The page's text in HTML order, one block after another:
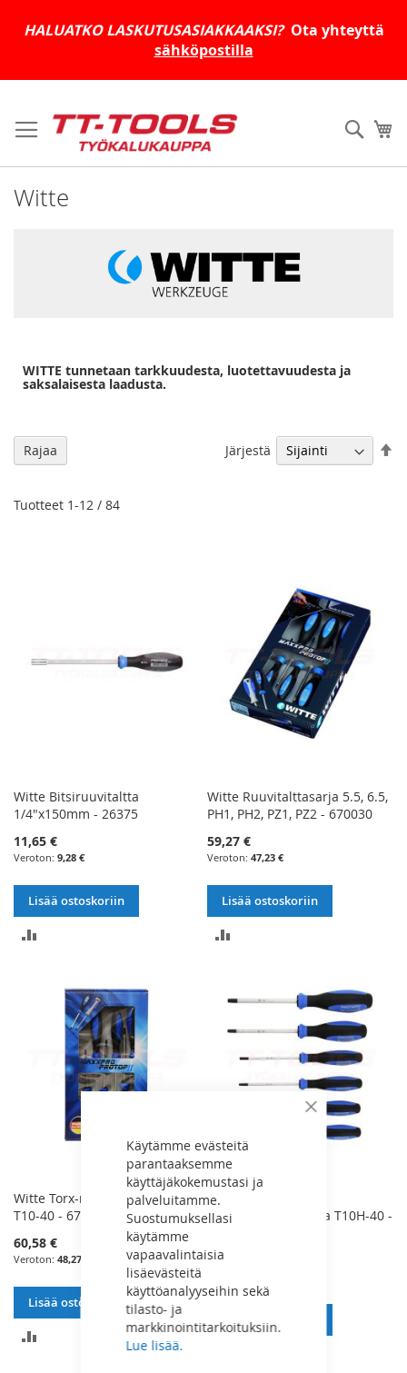
Sulje
Käytämme evästeitä
parantaaksemme
käyttäjäkokemustasi ja
palveluitamme.
Suostumuksellasi
käytämme
vapaavalintaisia
lisäevästeitä
käyttöanalyyseihin sekä
tilasto- ja
markkinointitarkoituksiin.
Lue lisää.
HALUATKO LASKUTUSASIAKKAAKSI?Ota yhteyttä
sähköpostilla
to
Content
Haku
Witte
WITTE tunnetaan tarkkuudesta, luotettavuudesta ja
saksalaisesta laadusta.
Tuotteet 1-12 / 84
Järjestä
Witte Bitsiruuvitaltta
1/4"x150mm - 26375
11,65 €
9,28 €
Lisää ostoskoriin
Witte Ruuvitalttasarja 5.5, 6.5,
PH1, PH2, PZ1, PZ2 - 670030
59,27 €
47,23 €
Lisää ostoskoriin
Witte Torx-ruuvitalttasarja
T10-40 - 670037
60,58 €
48,27 €
Lisää ostoskoriin
Witte Torx-
reikäruuvitalttasarja T10H-40 -
76,69 €
Lisää ostoskoriin
Rajaa